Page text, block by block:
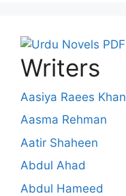
Writers
Aasiya Raees Khan
Aasma Rehman
Aatir Shaheen
Abdul Ahad
Abdul Hameed